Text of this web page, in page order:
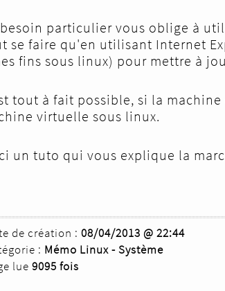
particulier vous oblige à
se faire qu'en utilisant Internet
fins sous linux) pour mettre à
tout à fait possible, si la
virtuelle sous linux.
un tuto qui vous explique la
de création : 08/04/2013 @ 22:44
: Mémo Linux - Système
lue 9095 fois